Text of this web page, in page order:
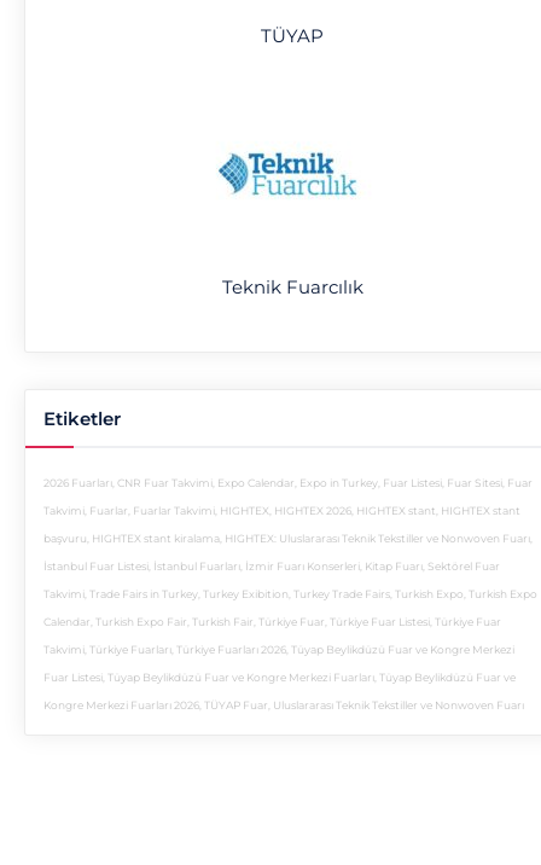
TÜYAP
Teknik Fuarcılık
Etiketler
2026 Fuarları, CNR Fuar Takvimi, Expo Calendar, Expo in Turkey, Fuar Listesi, Fuar Sitesi, Fuar
Takvimi, Fuarlar, Fuarlar Takvimi, HIGHTEX, HIGHTEX 2026, HIGHTEX stant, HIGHTEX stant
başvuru, HIGHTEX stant kiralama, HIGHTEX: Uluslararası Teknik Tekstiller ve Nonwoven Fuarı,
İstanbul Fuar Listesi, İstanbul Fuarları, İzmir Fuarı Konserleri, Kitap Fuarı, Sektörel Fuar
Takvimi, Trade Fairs in Turkey, Turkey Exibition, Turkey Trade Fairs, Turkish Expo, Turkish Expo
Calendar, Turkish Expo Fair, Turkish Fair, Türkiye Fuar, Türkiye Fuar Listesi, Türkiye Fuar
Takvimi, Türkiye Fuarları, Türkiye Fuarları 2026, Tüyap Beylikdüzü Fuar ve Kongre Merkezi
Fuar Listesi, Tüyap Beylikdüzü Fuar ve Kongre Merkezi Fuarları, Tüyap Beylikdüzü Fuar ve
Kongre Merkezi Fuarları 2026, TÜYAP Fuar, Uluslararası Teknik Tekstiller ve Nonwoven Fuarı